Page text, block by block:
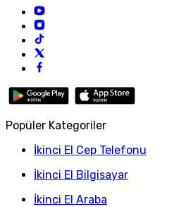
Popüler Kategoriler
İkinci El Cep Telefonu
İkinci El Bilgisayar
İkinci El Araba